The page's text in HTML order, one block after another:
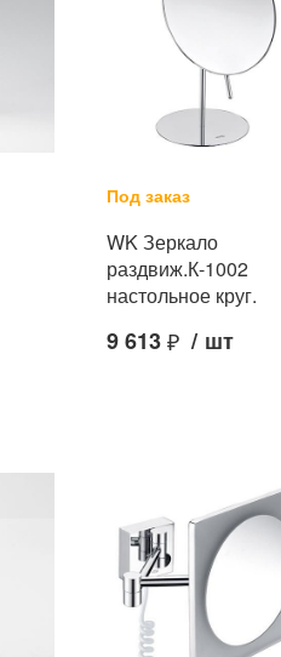
Под заказ
WK Зеркало
раздвиж.К-1002
настольное круг.
9 613₽ / шт